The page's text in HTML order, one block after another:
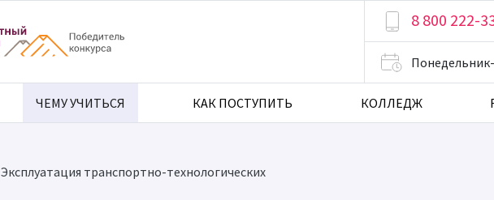
8 800 222-
ЧЕМУ УЧИТЬСЯ КАК ПОСТУПИТЬ КОЛЛЕДЖ
Эксплуатация транспортно-технологических